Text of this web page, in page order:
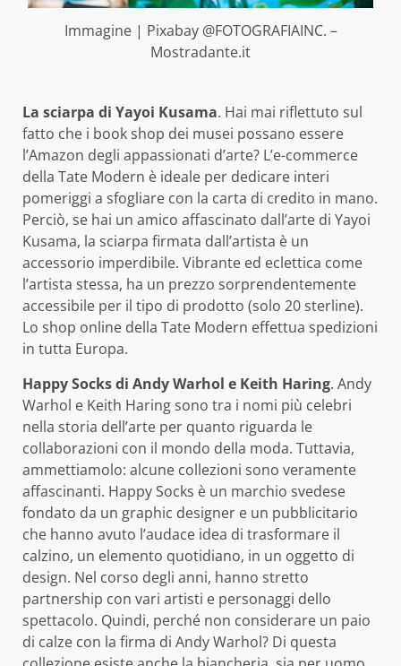
Immagine | Pixabay @FOTOGRAFIAINC. –
Mostradante.it
La sciarpa di Yayoi Kusama. Hai mai riflettuto sul
fatto che i book shop dei musei possano essere
l’Amazon degli appassionati d’arte? L’e-commerce
della Tate Modern è ideale per dedicare interi
pomeriggi a sfogliare con la carta di credito in mano.
Perciò, se hai un amico affascinato dall’arte di Yayoi
Kusama, la sciarpa firmata dall’artista è un
accessorio imperdibile. Vibrante ed eclettica come
l’artista stessa, ha un prezzo sorprendentemente
accessibile per il tipo di prodotto (solo 20 sterline).
Lo shop online della Tate Modern effettua spedizioni
in tutta Europa.
Happy Socks di Andy Warhol e Keith Haring. Andy
Warhol e Keith Haring sono tra i nomi più celebri
nella storia dell’arte per quanto riguarda le
collaborazioni con il mondo della moda. Tuttavia,
ammettiamolo: alcune collezioni sono veramente
affascinanti. Happy Socks è un marchio svedese
fondato da un graphic designer e un pubblicitario
che hanno avuto l’audace idea di trasformare il
calzino, un elemento quotidiano, in un oggetto di
design. Nel corso degli anni, hanno stretto
partnership con vari artisti e personaggi dello
spettacolo. Quindi, perché non considerare un paio
di calze con la firma di Andy Warhol? Di questa